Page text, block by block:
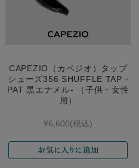
CAPEZIO（カペジオ）タップ
シューズ356 SHUFFLE TAP -
PAT 黒エナメル- （子供・女性
用）
¥6,600(税込)